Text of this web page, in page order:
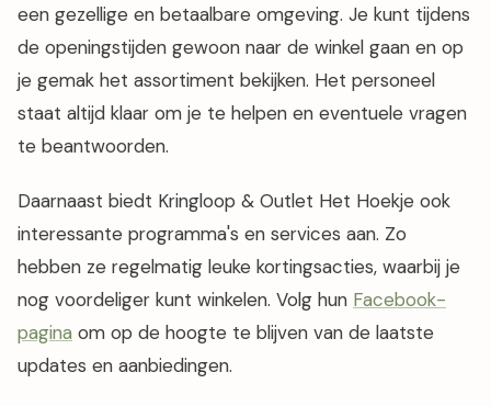
een gezellige en betaalbare omgeving. Je kunt tijdens
de openingstijden gewoon naar de winkel gaan en op
je gemak het assortiment bekijken. Het personeel
staat altijd klaar om je te helpen en eventuele vragen
te beantwoorden.
Daarnaast biedt Kringloop & Outlet Het Hoekje ook
interessante programma's en services aan. Zo
hebben ze regelmatig leuke kortingsacties, waarbij je
nog voordeliger kunt winkelen. Volg hun Facebook-
pagina om op de hoogte te blijven van de laatste
updates en aanbiedingen.